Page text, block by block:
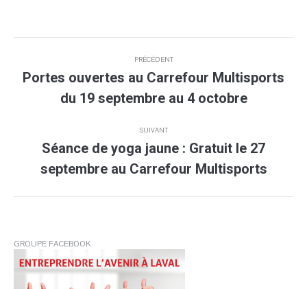
article
PRÉCÉDENT
précédent
Portes ouvertes au Carrefour Multisports
du 19 septembre au 4 octobre
SUIVANT
suivant
Séance de yoga jaune : Gratuit le 27
septembre au Carrefour Multisports
GROUPE FACEBOOK